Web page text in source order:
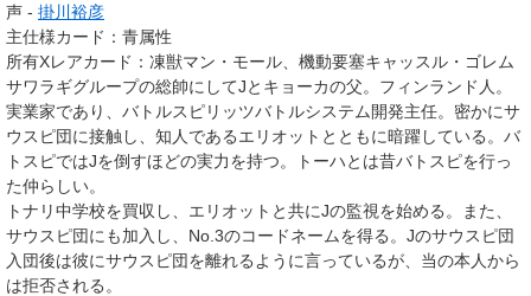
声 - 掛川裕彦
主仕様カード：青属性
所有Xレアカード ： 凍獣マン・モール
機動要塞キャッスル・ゴレム
サワラギグループの総帥にしてJとキョーカの父。フィンランド人。
実業家であり、バトルスピリッツバトルシステム開発主任。密かにサ
ウスピ団に接触し、知人であるエリオットとともに暗躍している。バ
トスピではJを倒すほどの実力を持つ。トーハとは昔バトスピを行っ
た仲らしい。
トナリ中学校を買収し、エリオットと共にJの監視を始める。また、
サウスピ団にも加入し、 No.3のコードネームを得る。Jのサウスピ団
入団後は彼にサウスピ団を離れるように言っているが、当の本人から
は拒否される。